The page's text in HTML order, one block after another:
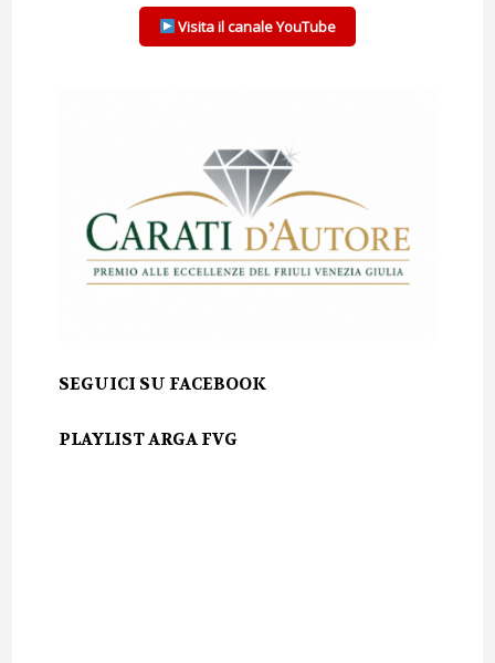
Visita il canale YouTube
SEGUICI SU FACEBOOK
PLAYLIST ARGA FVG